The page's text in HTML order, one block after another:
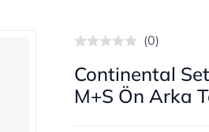
(0)
Continental
M+S Ön Arka